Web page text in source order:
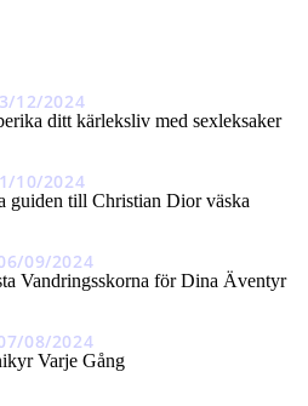
12/2024
ditt kärleksliv med sexleksaker
10/2024
guiden till Christian Dior väska
09/2024
Vandringsskorna för Dina Äventyr
08/2024
Varje Gång